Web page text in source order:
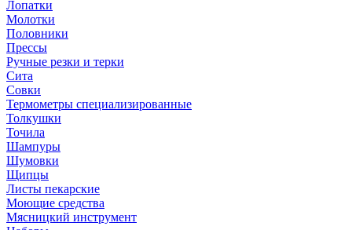
Лопатки
Молотки
Половники
Прессы
Ручные резки и терки
Сита
Совки
Термометры специализированные
Толкушки
Точила
Шампуры
Шумовки
Щипцы
Листы пекарские
Моющие средства
Мясницкий инструмент